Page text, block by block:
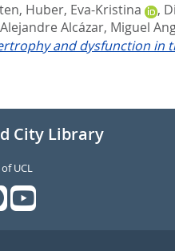
, Huber, Eva-Kristina ,
Alejandre Alcázar, Miguel
and dysfunction in
City Library
UCL